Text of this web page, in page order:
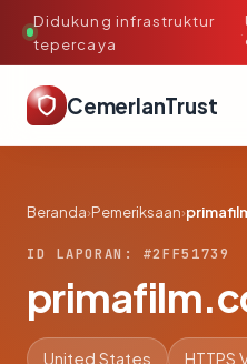
Didukung infrastruktur
tepercaya
·
CemerlanTrust
Beranda›Pemeriksaan›
ID LAPORAN: #2FF51739
United States HTTPS